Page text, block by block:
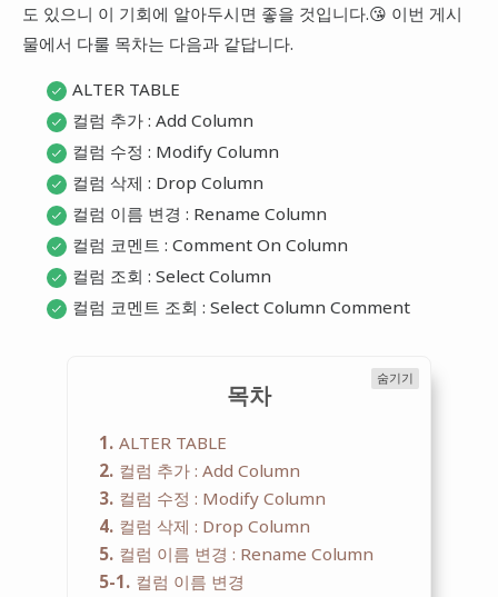
도 있으니 이 기회에 알아두시면 좋을 것입니다.😘 이번 게시
물에서 다룰 목차는 다음과 같답니다.
ALTER TABLE
컬럼 추가 : Add Column
컬럼 수정 : Modify Column
컬럼 삭제 : Drop Column
컬럼 이름 변경 : Rename Column
컬럼 코멘트 : Comment On Column
컬럼 조회 : Select Column
컬럼 코멘트 조회 : Select Column Comment
목차
숨기기
1 ALTER TABLE
2 컬럼 추가 : Add Column
3 컬럼 수정 : Modify Column
4 컬럼 삭제 : Drop Column
5 컬럼 이름 변경 : Rename Column
5-1 컬럼 이름 변경